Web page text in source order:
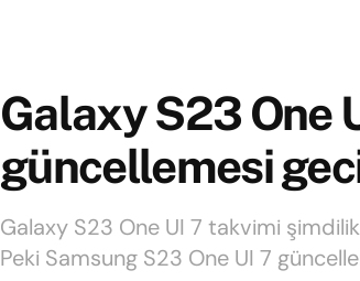
Galaxy S23 One
güncellemesi
Galaxy S23 One UI 7 takvimi şimdilik
Peki Samsung S23 One UI 7